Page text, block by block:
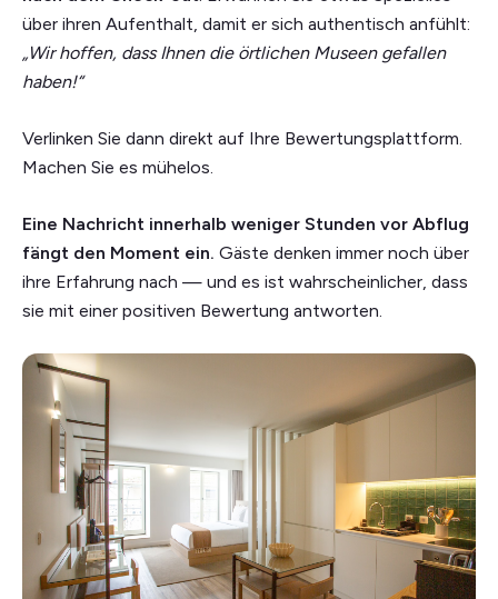
über ihren Aufenthalt, damit er sich authentisch anfühlt:
„Wir hoffen, dass Ihnen die örtlichen Museen gefallen
haben!“
Verlinken Sie dann direkt auf Ihre Bewertungsplattform.
Machen Sie es mühelos.
Eine Nachricht innerhalb weniger Stunden vor Abflug
fängt den Moment ein. Gäste denken immer noch über
ihre Erfahrung nach — und es ist wahrscheinlicher, dass
sie mit einer positiven Bewertung antworten.